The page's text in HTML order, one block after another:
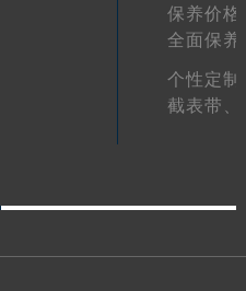
保养价格
全面保养
个性定制
截表带、